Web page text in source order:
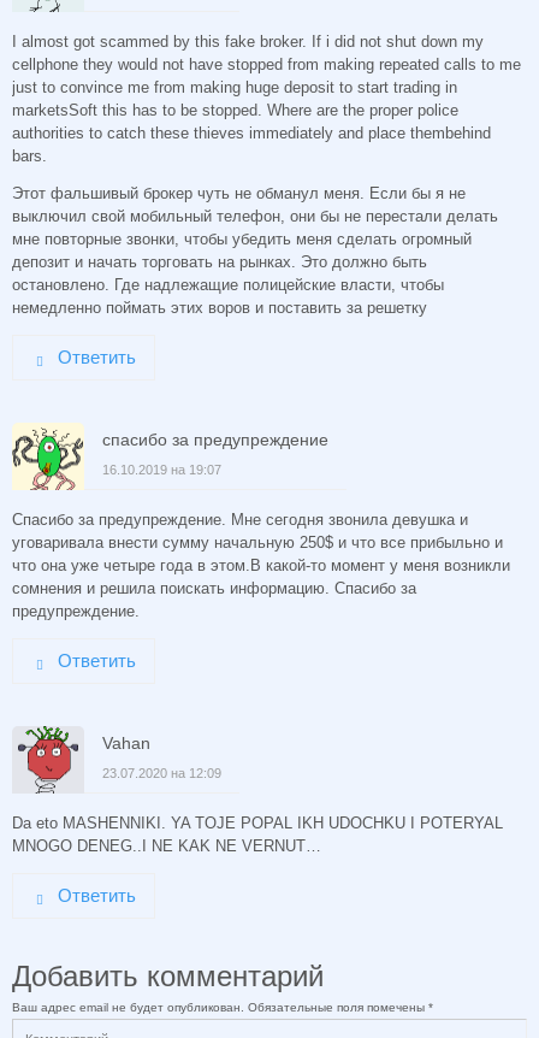
I almost got scammed by this fake broker. If i did not shut down my
cellphone they would not have stopped from making repeated calls to me
just to convince me from making huge deposit to start trading in
marketsSoft this has to be stopped. Where are the proper police
authorities to catch these thieves immediately and place thembehind
bars.
Этот фальшивый брокер чуть не обманул меня. Если бы я не
выключил свой мобильный телефон, они бы не перестали делать
мне повторные звонки, чтобы убедить меня сделать огромный
депозит и начать торговать на рынках. Это должно быть
остановлено. Где надлежащие полицейские власти, чтобы
немедленно поймать этих воров и поставить за решетку
Ответить
спасибо за предупреждение
16.10.2019 на 19:07
Спасибо за предупреждение. Мне сегодня звонила девушка и
уговаривала внести сумму начальную 250$ и что все прибыльно и
что она уже четыре года в этом.В какой-то момент у меня возникли
сомнения и решила поискать информацию. Спасибо за
предупреждение.
Ответить
Vahan
23.07.2020 на 12:09
Da eto MASHENNIKI. YA TOJE POPAL IKH UDOCHKU I POTERYAL
MNOGO DENEG..I NE KAK NE VERNUT…
Ответить
Добавить комментарий
Ваш адрес email не будет опубликован. Обязательные поля помечены *